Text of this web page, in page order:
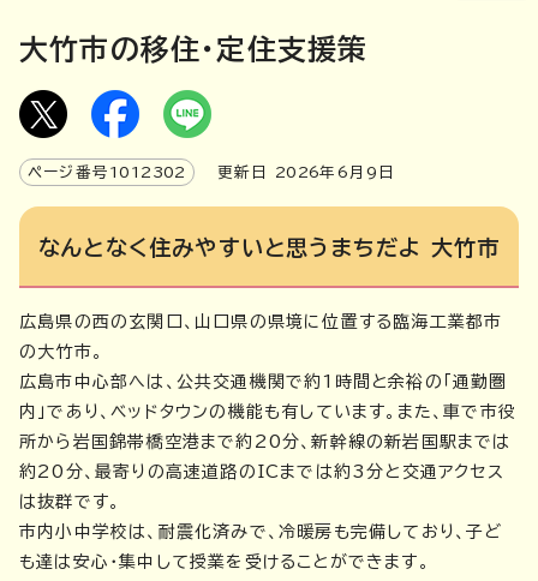
大竹市の移住・定住支援策
ページ番号 1012302 更新日 2026年6月9日
なんとなく住みやすいと思うまちだよ 大竹市
広島県の西の玄関口、山口県の県境に位置する臨海工業都市
の大竹市。
広島市中心部へは、公共交通機関で約1時間と余裕の「通勤圏
内」であり、ベッドタウンの機能も有しています。また、車で市役
所から岩国錦帯橋空港まで約20分、新幹線の新岩国駅までは
約20分、最寄りの高速道路のICまでは約3分と交通アクセス
は抜群です。
市内小中学校は、耐震化済みで、冷暖房も完備しており、子ど
も達は安心・集中して授業を受けることができます。